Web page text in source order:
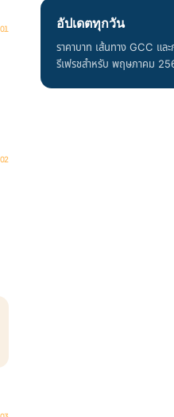
อัปเดตทุกวัน
ราคาบาท เส้นทาง GCC แ
รีเฟรชสำหรับ พฤษภาคม